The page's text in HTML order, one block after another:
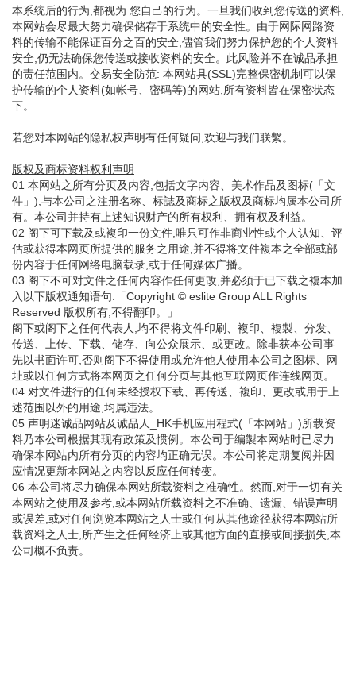
本系统后的行为,都视为 您自己的行为。一旦我们收到您传送的资料,
本网站会尽最大努力确保储存于系统中的安全性。由于网际网路资
料的传输不能保证百分之百的安全,儘管我们努力保护您的个人资料
安全,仍无法确保您传送或接收资料的安全。此风险并不在诚品承担
的责任范围内。交易安全防范: 本网站具(SSL)完整保密机制可以保
护传输的个人资料(如帐号、密码等)的网站,所有资料皆在保密状态
下。
若您对本网站的隐私权声明有任何疑问,欢迎与我们联繫。
版权及商标资料权利声明
01 本网站之所有分页及内容,包括文字内容、美术作品及图标(「文
件」),与本公司之注册名称、标誌及商标之版权及商标均属本公司所
有。本公司并持有上述知识财产的所有权利、拥有权及利益。
02 阁下可下载及或複印一份文件,唯只可作非商业性或个人认知、评
估或获得本网页所提供的服务之用途,并不得将文件複本之全部或部
份内容于任何网络电脑载录,或于任何媒体广播。
03 阁下不可对文件之任何内容作任何更改,并必须于已下载之複本加
入以下版权通知语句:「Copyright © eslite Group ALL Rights
Reserved 版权所有,不得翻印。」
阁下或阁下之任何代表人,均不得将文件印刷、複印、複製、分发、
传送、上传、下载、储存、向公众展示、或更改。除非获本公司事
先以书面许可,否则阁下不得使用或允许他人使用本公司之图标、网
址或以任何方式将本网页之任何分页与其他互联网页作连线网页。
04 对文件进行的任何未经授权下载、再传送、複印、更改或用于上
述范围以外的用途,均属违法。
05 声明迷诚品网站及诚品人_HK手机应用程式(「本网站」)所载资
料乃本公司根据其现有政策及惯例。本公司于编製本网站时已尽力
确保本网站内所有分页的内容均正确无误。本公司将定期复阅并因
应情况更新本网站之内容以反应任何转变。
06 本公司将尽力确保本网站所载资料之准确性。然而,对于一切有关
本网站之使用及参考,或本网站所载资料之不准确、遗漏、错误声明
或误差,或对任何浏览本网站之人士或任何从其他途径获得本网站所
载资料之人士,所产生之任何经济上或其他方面的直接或间接损失,本
公司概不负责。